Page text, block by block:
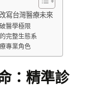
寫台灣醫療未來
醫學極限
完整生態系
專業角色
：精準診